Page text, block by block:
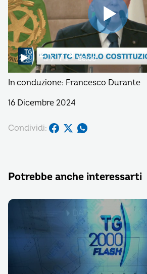
In conduzione: Francesco Durante
16 Dicembre 2024
Condividi:
Potrebbe anche interessarti